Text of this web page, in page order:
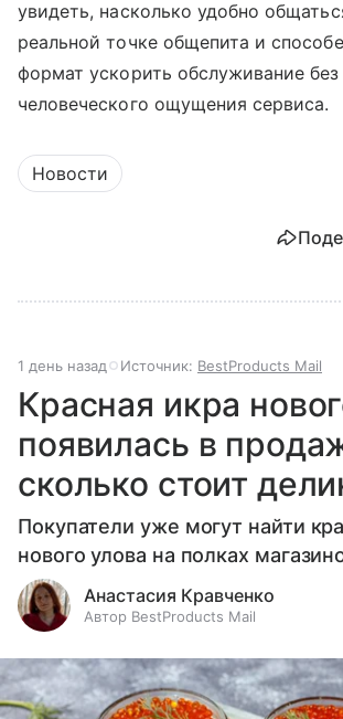
увидеть, насколько удобно
реальной точке общепита и
формат ускорить обслуживание без
человеческого ощущения сервиса.
Новости
1 день назад Источник: BestProducts Mail
Красная икра
появилась в
сколько стоит
Покупатели уже могут найти
нового улова на полках
Анастасия Кравченко
Автор BestProducts Mail